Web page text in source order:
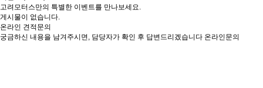
고려모터스만의 특별한 이벤트를 만나보세요.
게시물이 없습니다.
온라인 견적문의
궁금하신 내용을 남겨주시면, 담당자가 확인 후 답변드리겠습니다 온라인문의